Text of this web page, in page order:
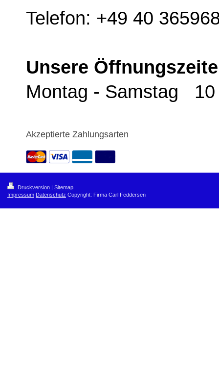
Telefon: +49 40
Unsere
Montag - Samstag 10
Akzeptierte Zahlungsarten
Druckversion | Sitemap
Impressum Datenschutz Copyright: Firma Carl Feddersen